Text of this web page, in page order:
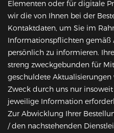
Elementen oder für digitale
wir die von Ihnen bei der
Kontaktdaten, um Sie im
Informationspflichten gemäß
persönlich zu informieren.
streng zweckgebunden für
geschuldete
Zweck durch uns nur
jeweilige Information
Zur Abwicklung Ihrer
/ den nachstehenden